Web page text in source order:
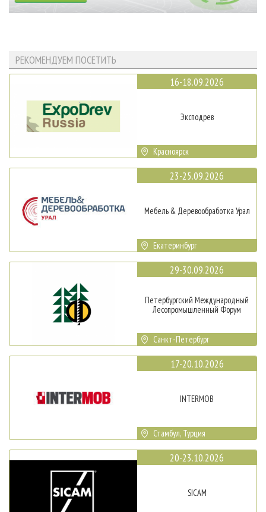
РЕКОМЕНДУЕМ ПОСЕТИТЬ
16-18.09.2026
Эксподрев
Красноярск
23-25.09.2026
Мебель & Деревообработка Урал
Екатеринбург
29-30.09.2026
Петербургский Международный
Лесопромышленный Форум
Санкт-Петербург
17-20.10.2026
INTERMOB
Стамбул, Турция
20-23.10.2026
SICAM